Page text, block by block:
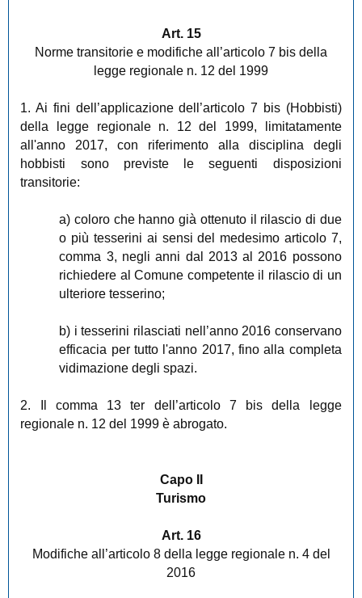
Art. 15
Norme transitorie e modifiche all’articolo 7 bis della
legge regionale n. 12 del 1999
1. Ai fini dell’applicazione dell’articolo 7 bis (Hobbisti)
della legge regionale n. 12 del 1999, limitatamente
all'anno 2017, con riferimento alla disciplina degli
hobbisti sono previste le seguenti disposizioni
transitorie:
a) coloro che hanno già ottenuto il rilascio di due
o più tesserini ai sensi del medesimo articolo 7,
comma 3, negli anni dal 2013 al 2016 possono
richiedere al Comune competente il rilascio di un
ulteriore tesserino;
b) i tesserini rilasciati nell’anno 2016 conservano
efficacia per tutto l'anno 2017, fino alla completa
vidimazione degli spazi.
2. Il comma 13 ter dell’articolo 7 bis della legge
regionale n. 12 del 1999 è abrogato.
Capo II
Turismo
Art. 16
Modifiche all’articolo 8 della legge regionale n. 4 del
2016